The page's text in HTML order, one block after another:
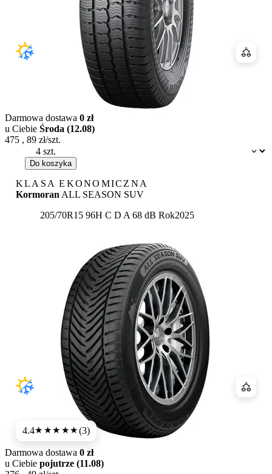
Dostępność:
Darmowa dostawa 0 zł
u Ciebie Środa (12.08)
475 , 89 zł/szt.
Do koszyka
KLASA EKONOMICZNA
Kormoran ALL SEASON SUV
205/70R15 96H Etykieta:
C D A 68 dB Rok2025
4.4★★★★★(3)
Darmowa dostawa 0 zł
u Ciebie pojutrze (11.08)